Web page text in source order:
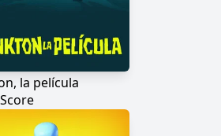
la película
Score